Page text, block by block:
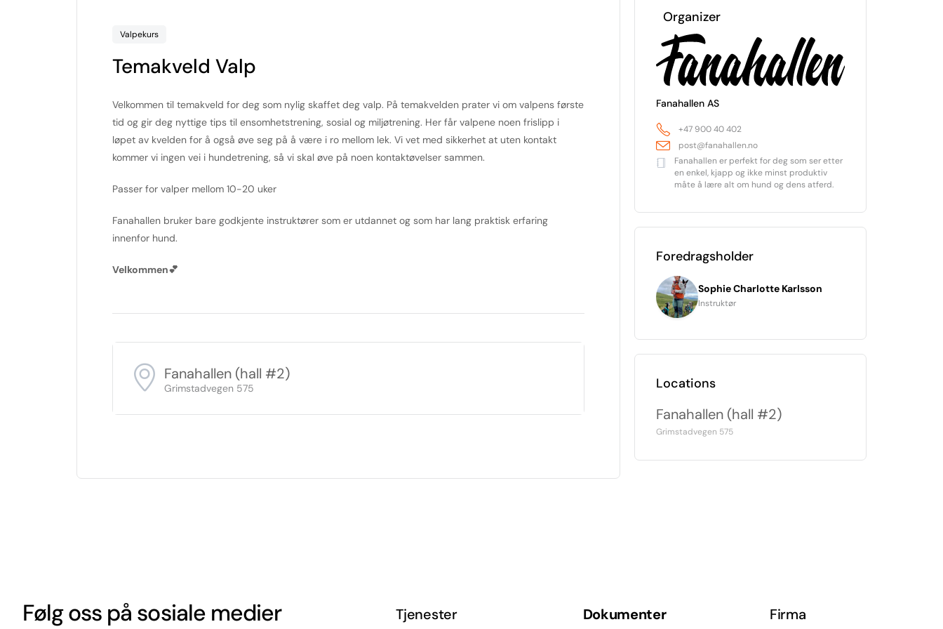
Valpekurs
Temakveld Valp
Velkommen til temakveld for deg som nylig skaffet deg valp. På temakvelden prater vi om valpens første
tid og gir deg nyttige tips til ensomhetstrening, sosial og miljøtrening. Her får valpene noen frislipp i
løpet av kvelden for å også øve seg på å være i ro mellom lek. Vi vet med sikkerhet at uten kontakt
kommer vi ingen vei i hundetrening, så vi skal øve på noen kontaktøvelser sammen.
Passer for valper mellom 10-20 uker
Fanahallen bruker bare godkjente instruktører som er utdannet og som har lang praktisk erfaring
innenfor hund.
Velkommen💕
Fanahallen (hall #2)
Grimstadvegen 575
Organizer
Fanahallen AS
+47 900 40 402
post@fanahallen.no
Fanahallen er perfekt for deg som ser etter
en enkel, kjapp og ikke minst produktiv
måte å lære alt om hund og dens atferd.
Foredragsholder
Sophie Charlotte Karlsson
Instruktør
Locations
Fanahallen (hall #2)
Grimstadvegen 575
Følg oss på sosiale medier
Tjenester Dokumenter Firma